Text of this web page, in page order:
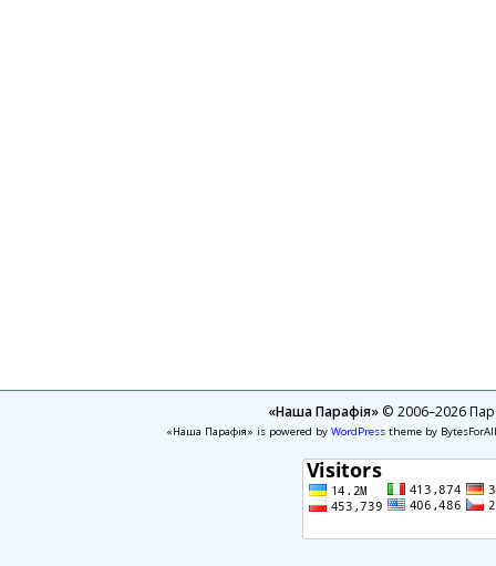
«Наша Парафія»© 2006–2026
«Наша Парафія» is powered by WordPresstheme by